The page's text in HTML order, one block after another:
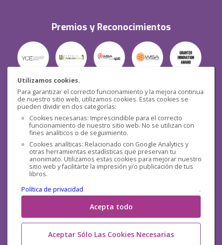
Utilizamos cookies.
Para garantizar el correcto funcionamiento y la mejora continua
de nuestro sitio web, utilizamos cookies. Estas cookies se
pueden dividir en dos categorías:
Cookies necesarias: Imprescindible para el correcto
funcionamiento de nuestro sitio web. No se utilizan con
fines analíticos o de seguimiento.
Cookies analíticas: Relacionado con Google Analytics y
otras herramientas estadísticas que preservan tu
anonimato. Utilizamos estas cookies para mejorar nuestro
sitio web y facilitarte la impresión y/o publicación de tus
libros.
Política de privacidad
.
Acepta todo
Aceptar Sólo Las Cookies Necesarias
Premios y Reconocimientos
Seguridad
Redes sociales